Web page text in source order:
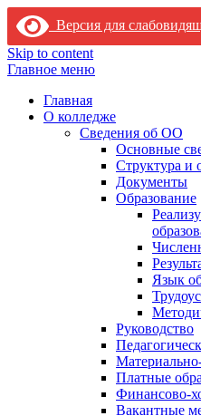
Версия для
Skip to content
Главное меню
Главная
О колледже
Сведения об ОО
Основные
Структура и
Документы
Образование
Язык
Руководство
Платные
Финансово-
Вакантные